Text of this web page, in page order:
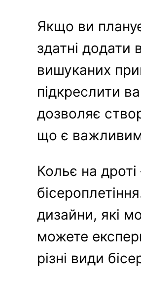
Якщо ви
здатні
вишуканих
підкреслити
дозволяє
що є важливим
Кольє на
дизайни, які
можете
різні види